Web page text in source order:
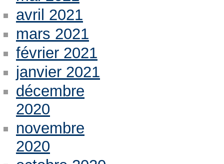
avril 2021
mars 2021
février 2021
janvier 2021
décembre
2020
novembre
2020